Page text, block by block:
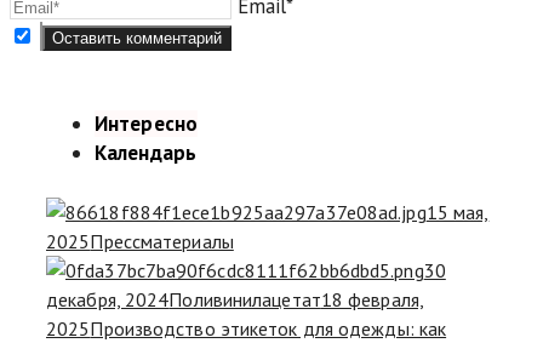
Email*
Интересно
Календарь
15 мая,
2025Прессматериалы
30
декабря, 2024Поливинилацетат18 февраля,
2025Производство этикеток для одежды: как